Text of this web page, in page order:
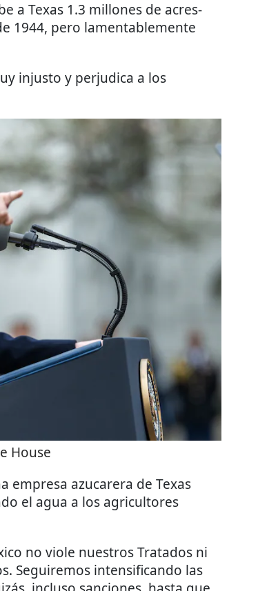
a Texas 1.3 millones de acres-
1944, pero lamentablemente
injusto y perjudica a los
House
empresa azucarera de Texas
el agua a los agricultores
no viole nuestros Tratados ni
Seguiremos intensificando las